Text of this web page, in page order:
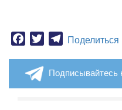
Facebook
TwitterTelegram
Поделиться
Подписывайтесь